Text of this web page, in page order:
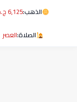
الذهب:6,125 ج.م
الصلاة:العصر